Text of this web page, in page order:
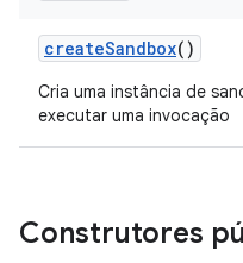
createSandbox()
Cria uma instância de
executar uma invocação
Construtores